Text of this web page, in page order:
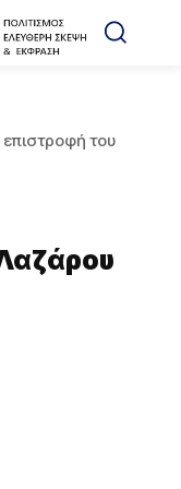
επιστροφή του